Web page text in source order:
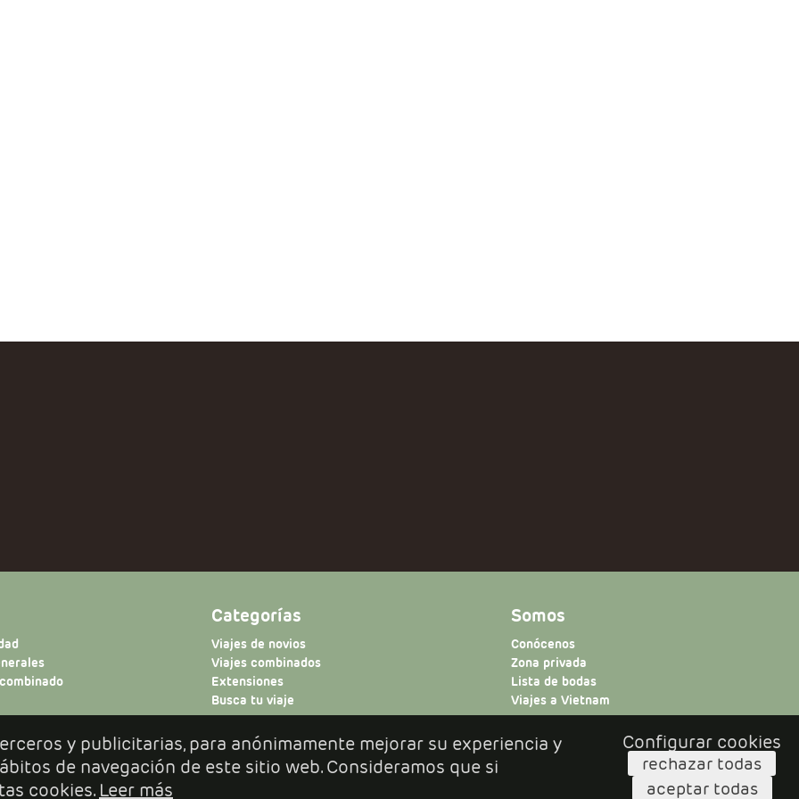
Categorías
Viajes de novios
Viajes combinados
Extensiones
Busca tu viaje
Somos
Conócenos
Zona privada
Lista de bodas
Viajes a Vietnam
y publicitarias, para anónimamente mejorar su experiencia y
de navegación de este sitio web. Consideramos que si
cookies. Leer más
Configurar cookies
rechazar todas
aceptar todas